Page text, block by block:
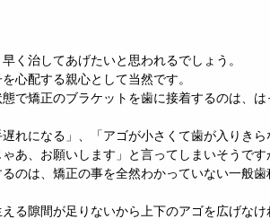
く治してあげたいと思われるでしょう。
心配する親心として当然です。
で矯正のブラケットを歯に接着するのは、
れになる」、「アゴが小さくて歯が入りき
あ、お願いします」と言ってしまいそうです
のは、矯正の事を全然わかっていない一般歯
る隙間が足りないから上下のアゴを広げな